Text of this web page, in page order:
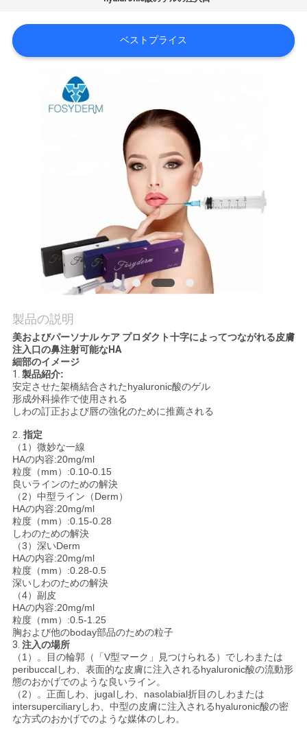
ー
さ
い
ニ
ュ
ー
ス
事
件
引
金
を
求
め
ベストプライス
製品の説明
美およびパーソナル ケア プロダクト十字によってつながれる皮膚
注入口の鼻注射可能なHA
細部のイメージ
1. 製品紹介:
安定させた架橋結合されたhyaluronic酸のゲル
形成外科操作で使用される
しわの訂正および唇の強化のために推薦される
2. 指定
（1）微妙な一線
HAの内容:20mg/ml
粒度（mm）:0.10-0.15
良いラインのための解決
（2）中型ライン（Derm）
HAの内容:20mg/ml
粒度（mm）:0.15-0.28
しわのための解決
（3）深いDerm
HAの内容:20mg/ml
粒度（mm）:0.28-0.5
深いしわのための解決
（4）副皮
HAの内容:20mg/ml
粒度（mm）:0.5-1.25
胸および他のboday部品のための粒子
3. 注入の場所
（1）。目の輪郭（「V型マーク」見つけられる）でしわまたは
peribuccalしわ、表面的な皮膚に注入されるhyaluronic酸の流動形
態のおかげでのような良いライン。
（2）。正面しわ、jugalしわ、nasolabial折目のしわまたは
intersuperciliaryしわ、中型の皮膚に注入されるhyaluronic酸の密
な方式のおかげでのような媒体のしわ。